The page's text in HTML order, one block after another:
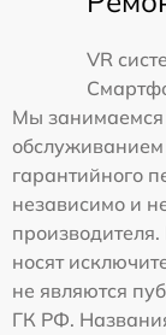
VR
Мы занимаемся
обслуживанием
гарантийного
независимо и
носят
не являются
ГК РФ.